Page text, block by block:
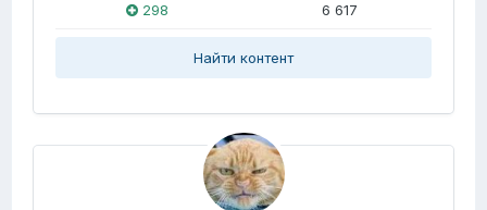
298 6 617
Найти контент